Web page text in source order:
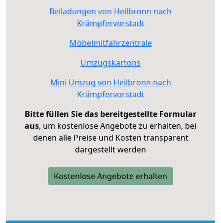
Beiladungen von Heilbronn nach
Krämpfervorstadt
Möbelmitfahrzentrale
Umzugskartons
Mini Umzug von Heilbronn nach
Krämpfervorstadt
Bitte füllen Sie das bereitgestellte Formular
aus, um kostenlose Angebote zu erhalten, bei
denen alle Preise und Kosten transparent
dargestellt werden
Kostenlose Angebote erhalten